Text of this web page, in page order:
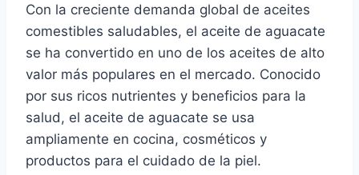
Con la creciente demanda global de aceites
comestibles saludables, el aceite de aguacate
se ha convertido en uno de los aceites de alto
valor más populares en el mercado. Conocido
por sus ricos nutrientes y beneficios para la
salud, el aceite de aguacate se usa
ampliamente en cocina, cosméticos y
productos para el cuidado de la piel.